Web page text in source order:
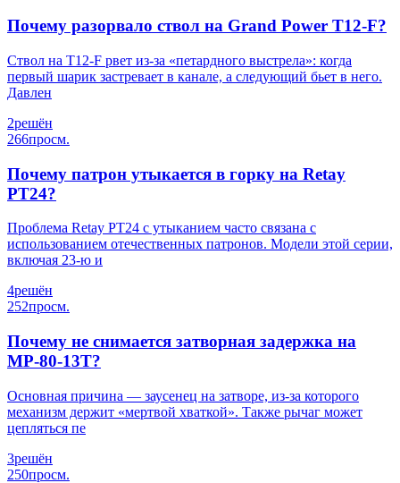
Почему разорвало ствол на Grand Power T12-F?
Ствол на T12-F рвет из-за «петардного выстрела»: когда
первый шарик застревает в канале, а следующий бьет в него.
Давлен
2решён
266просм.
Почему патрон утыкается в горку на Retay
PT24?
Проблема Retay PT24 с утыканием часто связана с
использованием отечественных патронов. Модели этой серии,
включая 23-ю и
4решён
252просм.
Почему не снимается затворная задержка на
МР-80-13Т?
Основная причина — заусенец на затворе, из-за которого
механизм держит «мертвой хваткой». Также рычаг может
цепляться пе
3решён
250просм.